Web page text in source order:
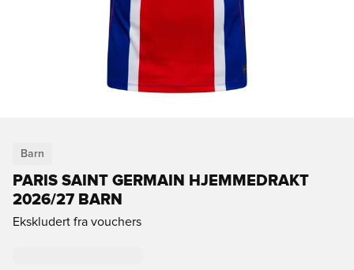
Barn
PARIS SAINT GERMAIN HJEMMEDRAKT
2026/27 BARN
Ekskludert fra vouchers